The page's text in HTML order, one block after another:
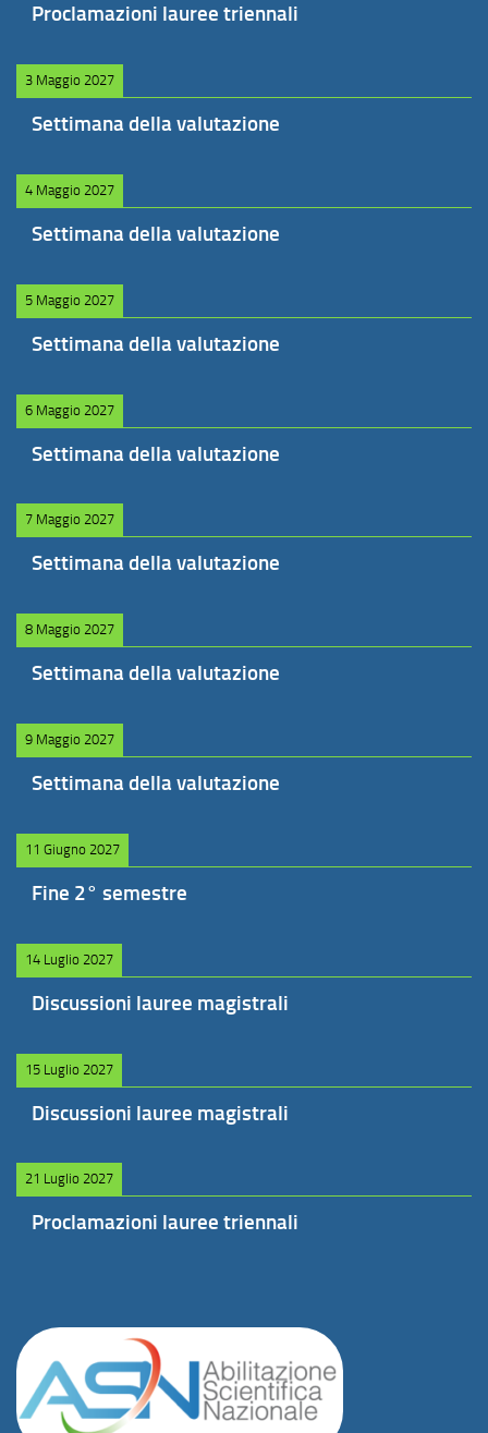
Proclamazioni lauree triennali
3 Maggio 2027
Settimana della valutazione
4 Maggio 2027
Settimana della valutazione
5 Maggio 2027
Settimana della valutazione
6 Maggio 2027
Settimana della valutazione
7 Maggio 2027
Settimana della valutazione
8 Maggio 2027
Settimana della valutazione
9 Maggio 2027
Settimana della valutazione
11 Giugno 2027
Fine 2° semestre
14 Luglio 2027
Discussioni lauree magistrali
15 Luglio 2027
Discussioni lauree magistrali
21 Luglio 2027
Proclamazioni lauree triennali